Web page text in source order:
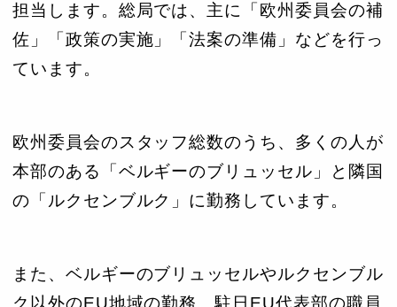
担当します。総局では、主に「欧州委員会の補
佐」「政策の実施」「法案の準備」などを行っ
ています。
欧州委員会のスタッフ総数のうち、多くの人が
本部のある「ベルギーのブリュッセル」と隣国
の「ルクセンブルク」に勤務しています。
また、ベルギーのブリュッセルやルクセンブル